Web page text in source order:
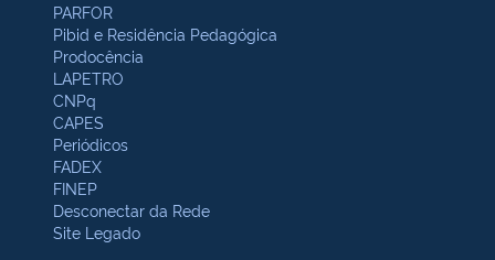
PARFOR
Pibid e Residência Pedagógica
Prodocência
LAPETRO
CNPq
CAPES
Periódicos
FADEX
FINEP
Desconectar da Rede
Site Legado